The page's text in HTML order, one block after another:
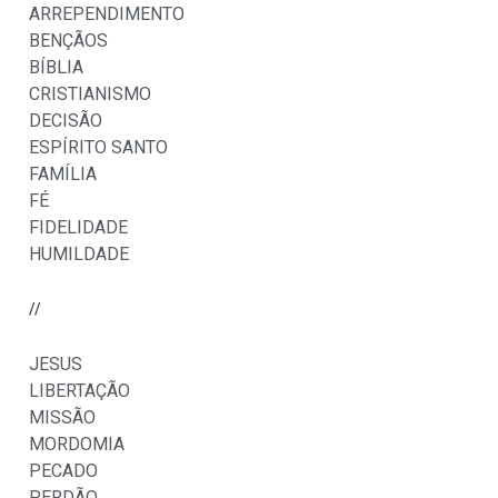
ARREPENDIMENTO
BENÇÃOS
BÍBLIA
CRISTIANISMO
DECISÃO
ESPÍRITO SANTO
FAMÍLIA
FÉ
FIDELIDADE
HUMILDADE
//
JESUS
LIBERTAÇÃO
MISSÃO
MORDOMIA
PECADO